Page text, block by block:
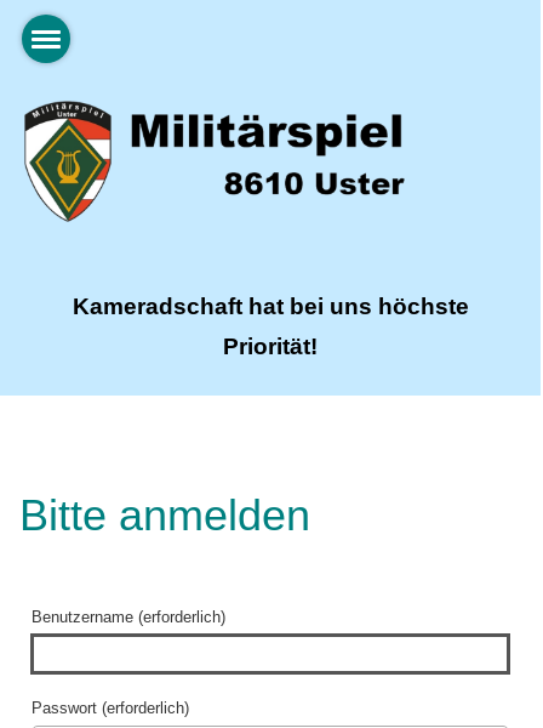
Kameradschaft hat bei uns höchste
Priorität!
Bitte anmelden
Benutzername (erforderlich)
Passwort (erforderlich)